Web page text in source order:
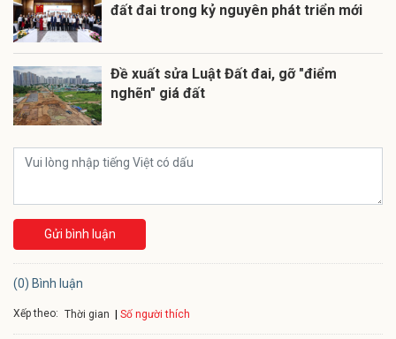
đất đai trong kỷ nguyên phát triển mới
Đề xuất sửa Luật Đất đai, gỡ "điểm
nghẽn" giá đất
Gửi bình luận
(0) Bình luận
Xếp theo: Thời gian Số người thích